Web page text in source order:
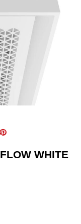
WHITE